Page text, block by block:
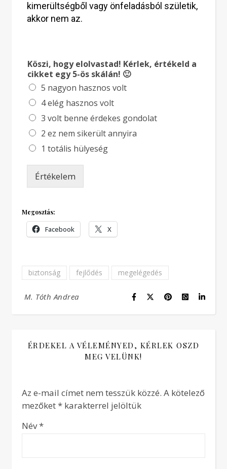
kimerültségből vagy önfeladásból születik,
akkor nem az.
Köszi, hogy elolvastad! Kérlek, értékeld a
cikket egy 5-ös skálán! 🙂
5 nagyon hasznos volt
4 elég hasznos volt
3 volt benne érdekes gondolat
2 ez nem sikerült annyira
1 totális hülyeség
Értékelem
Megosztás:
Facebook X
biztonság fejlődés megelégedés
M. Tóth Andrea
ÉRDEKEL A VÉLEMÉNYED, KÉRLEK OSZD
MEG VELÜNK!
Az e-mail címet nem tesszük közzé. A kötelező
mezőket* karakterrel jelöltük
Név*